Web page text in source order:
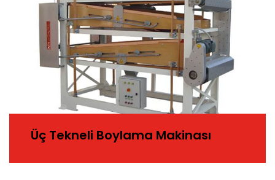
Üç Tekneli Boylama Makinası